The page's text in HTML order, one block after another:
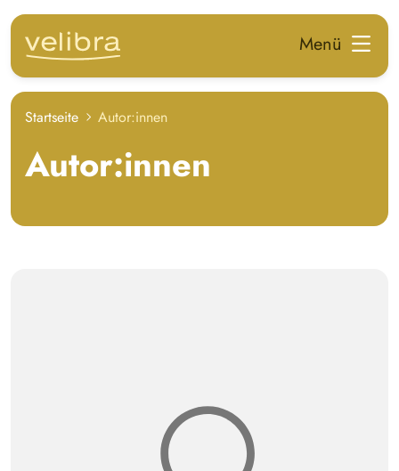
zum Hauptinhalt springen
Menü
Startseite Autor:innen
Autor:innen